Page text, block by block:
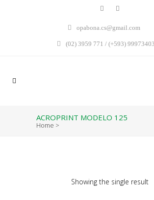
opabona.cs@gmail.com
(02) 3959 771 / (+593)
ACROPRINT MODELO 125
Home >
Showing the single result